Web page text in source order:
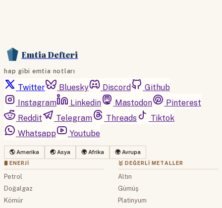
Emtia Defteri
hap gibi emtia notları
Twitter Bluesky Discord
Github
Instagram
Linkedin Mastodon
Pinterest
Reddit
Telegram Threads
Tiktok
Whatsapp
Youtube
🌎 Amerika 🌏 Asya 🌍 Afrika 🌍 Avrupa
🛢 ENERJI
Petrol
Doğalgaz
Kömür
🥇 DEĞERLI METALLER
Altın
Gümüş
Platinyum